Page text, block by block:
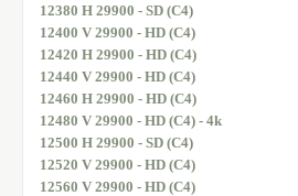
12380 H 29900 - SD (C4)
12400 V 29900 - HD (C4)
12420 H 29900 - HD (C4)
12440 V 29900 - HD (C4)
12460 H 29900 - HD (C4)
12480 V 29900 - HD (C4) - 4k
12500 H 29900 - SD (C4)
12520 V 29900 - HD (C4)
12560 V 29900 - HD (C4)